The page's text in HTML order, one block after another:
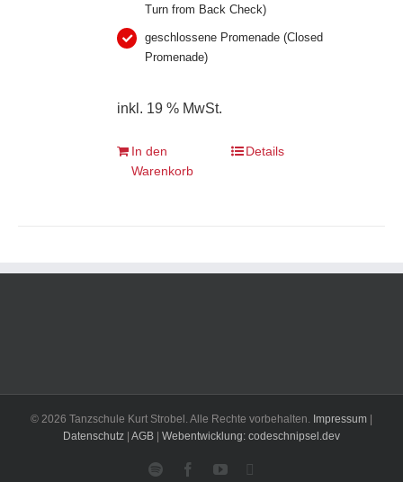
Turn from Back Check)
geschlossene Promenade (Closed
Promenade)
inkl. 19 % MwSt.
In den
Warenkorb
Details
© 2026 Tanzschule Kurt Strobel. Alle Rechte vorbehalten. Impressum
Datenschutz AGB Webentwicklung: codeschnipsel.dev
Spotify FacebookYouTube